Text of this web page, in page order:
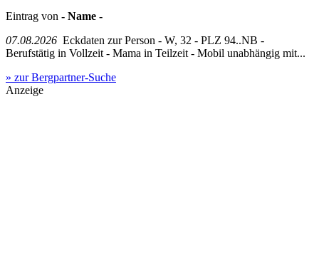
Eintrag von - Name -
07.08.2026 Eckdaten zur Person - W, 32 - PLZ 94..NB -
Berufstätig in Vollzeit - Mama in Teilzeit - Mobil unabhängig mit...
» zur Bergpartner-Suche
Anzeige